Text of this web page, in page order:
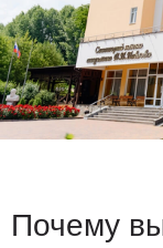
Почему